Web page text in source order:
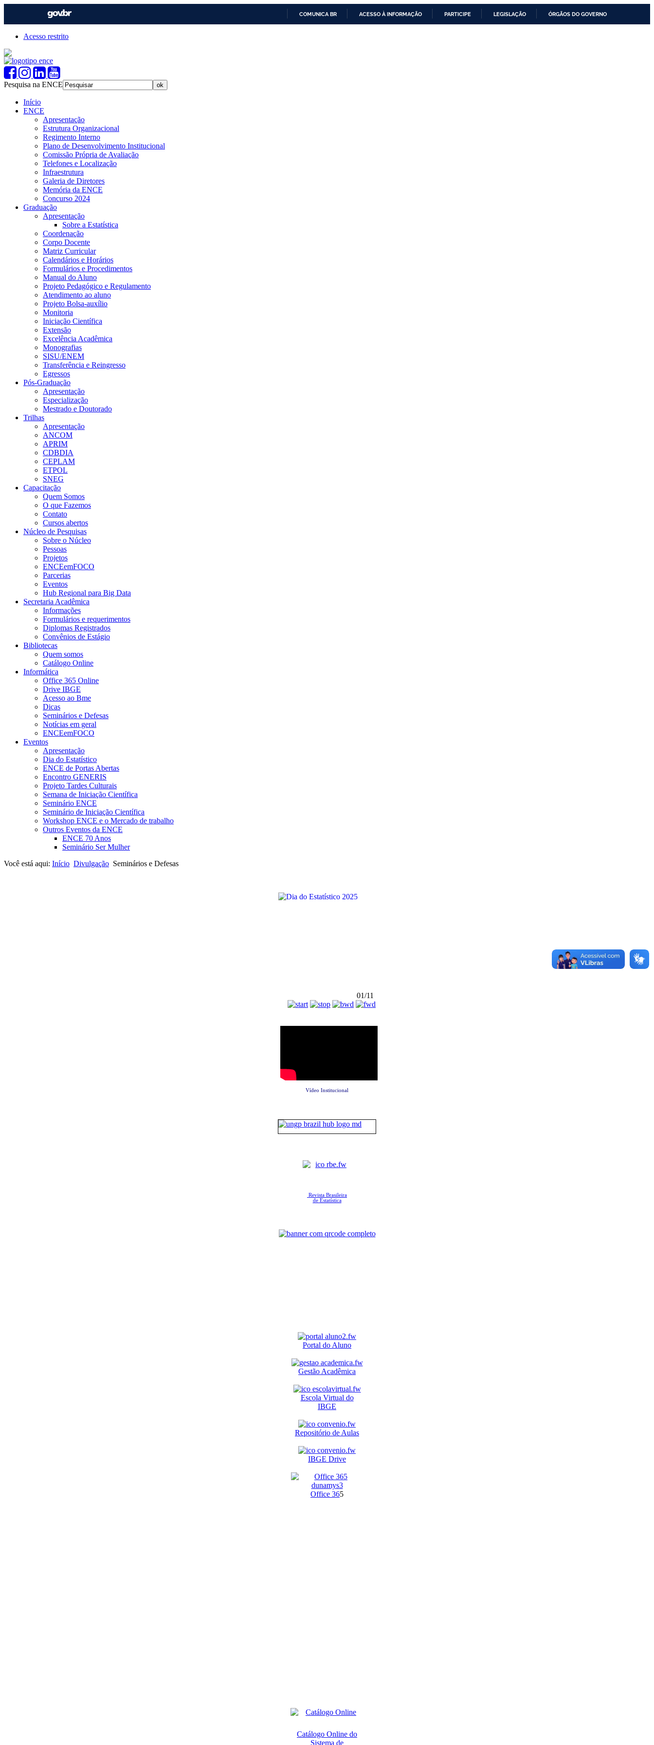
COMUNICA BR ACESSO À INFORMAÇÃO PARTICIPE LEGISLAÇÃO ÓRGÃOS DO GOVERNO
Acesso restrito
Pesquisa na ENCE
Início
ENCE
Apresentação
Estrutura Organizacional
Regimento Interno
Plano de Desenvolvimento Institucional
Comissão Própria de Avaliação
Telefones e Localização
Infraestrutura
Galeria de Diretores
Memória da ENCE
Concurso 2024
Graduação
Apresentação
Sobre a Estatística
Coordenação
Corpo Docente
Matriz Curricular
Calendários e Horários
Formulários e Procedimentos
Manual do Aluno
Projeto Pedagógico e Regulamento
Atendimento ao aluno
Projeto Bolsa-auxílio
Monitoria
Iniciação Científica
Extensão
Excelência Acadêmica
Monografias
SISU/ENEM
Transferência e Reingresso
Egressos
Pós-Graduação
Apresentação
Especialização
Mestrado e Doutorado
Trilhas
Apresentação
ANCOM
APRIM
CDBDIA
CEPLAM
ETPOL
SNEG
Capacitação
Quem Somos
O que Fazemos
Contato
Cursos abertos
Núcleo de Pesquisas
Sobre o Núcleo
Pessoas
Projetos
ENCEemFOCO
Parcerias
Eventos
Hub Regional para Big Data
Secretaria Acadêmica
Informações
Formulários e requerimentos
Diplomas Registrados
Convênios de Estágio
Bibliotecas
Quem somos
Catálogo Online
Informática
Office 365 Online
Drive IBGE
Acesso ao Bme
Dicas
Seminários e Defesas
Notícias em geral
ENCEemFOCO
Eventos
Apresentação
Dia do Estatístico
ENCE de Portas Abertas
Encontro GENERIS
Projeto Tardes Culturais
Semana de Iniciação Científica
Seminário ENCE
Seminário de Iniciação Científica
Workshop ENCE e o Mercado de trabalho
Outros Eventos da ENCE
ENCE 70 Anos
Seminário Ser Mulher
Você está aqui: Início Divulgação Seminários e Defesas
01/11
Vídeo Institucional
Revista Brasileira
de Estatística
Portal do Aluno
Gestão Acadêmica
Escola Virtual do
IBGE
Repositório de Aulas
IBGE Drive
Office 365
Catálogo Online do
Sistema de